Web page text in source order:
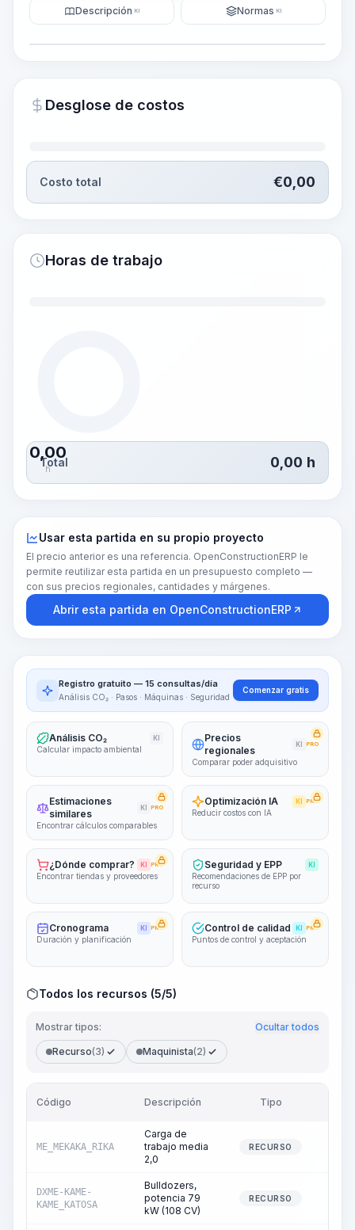
~15-30 Sek.
Descripción KI Normas KI
Desglose de costos
Costo total €0,00
Horas de trabajo
0,00
h
Total 0,00 h
Usar esta partida en su propio proyecto
El precio anterior es una referencia. OpenConstructionERP le
permite reutilizar esta partida en un presupuesto completo —
con sus precios regionales, cantidades y márgenes.
Abrir esta partida en OpenConstructionERP
Registro gratuito — 15 consultas/día
Análisis CO₂ · Pasos · Máquinas · Seguridad
Comenzar gratis
Análisis CO₂ KI
Calcular impacto ambiental
Precios
regionales
KI PRO
Comparar poder adquisitivo
Estimaciones
similares
KI PRO
Encontrar cálculos comparables
Optimización IA KI PRO
Reducir costos con IA
¿Dónde comprar? KI PRO
Encontrar tiendas y proveedores
Seguridad y EPP KI
Recomendaciones de EPP por
recurso
Cronograma KI PRO
Duración y planificación
Control de calidad KI PRO
Puntos de control y aceptación
Todos los recursos (5/5)
Mostrar tipos: Ocultar todos
Recurso(3) Maquinista(2)
Código Descripción Tipo
ME_MEKAKA_RIKA
Carga de
trabajo media
2,0
RECURSO
DXME-KAME-
KAME_KATOSA
Bulldozers,
potencia 79
kW (108 CV)
RECURSO